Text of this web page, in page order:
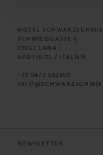
HOTEL
SCHMIEDGASSE 6
39011 LANA
SÜDTIROL / ITALIEN
+39 0473 562800
NEWSLETTER